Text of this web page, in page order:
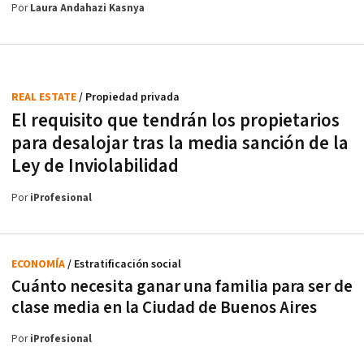
PorLaura Andahazi Kasnya
El requisito que tendrán los propietarios
para desalojar tras la media sanción de la
Ley de Inviolabilidad
REAL ESTATE/ Propiedad privada
PoriProfesional
Cuánto necesita ganar una familia para ser de
clase media en la Ciudad de Buenos Aires
ECONOMÍA/ Estratificación social
PoriProfesional